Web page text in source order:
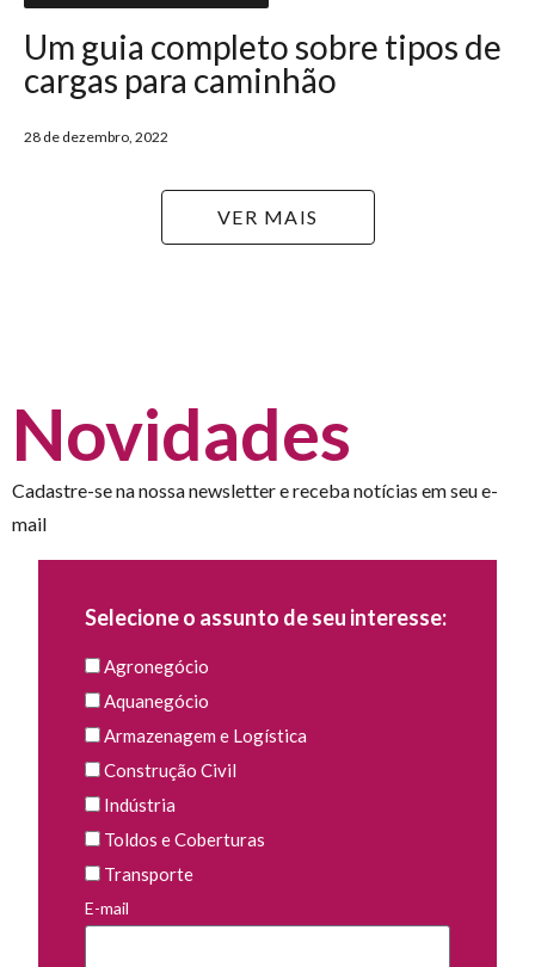
Um guia completo sobre tipos de
cargas para caminhão
28 de dezembro, 2022
VER MAIS
Novidades
Cadastre-se na nossa newsletter e receba notícias em seu e-
mail
Selecione o assunto de seu interesse:
Agronegócio
Aquanegócio
Armazenagem e Logística
Construção Civil
Indústria
Toldos e Coberturas
Transporte
E-mail